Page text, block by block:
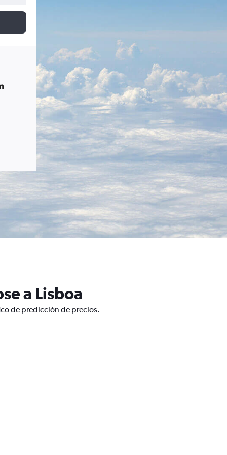
a Lisboa
de predicción de precios.